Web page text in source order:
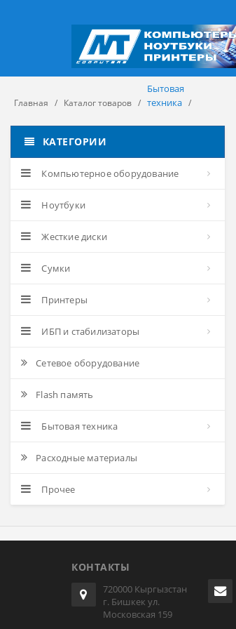
Главная Каталог товаров
Бытовая
техника
КАТЕГОРИИ
Компьютерное оборудование
Ноутбуки
Жесткие диски
Сумки
Принтеры
ИБП и стабилизаторы
Сетевое оборудование
Flash память
Бытовая техника
Расходные материалы
Прочее
КОНТАКТЫ
720000 Кыргызстан
г. Бишкек ул.
Московская 159